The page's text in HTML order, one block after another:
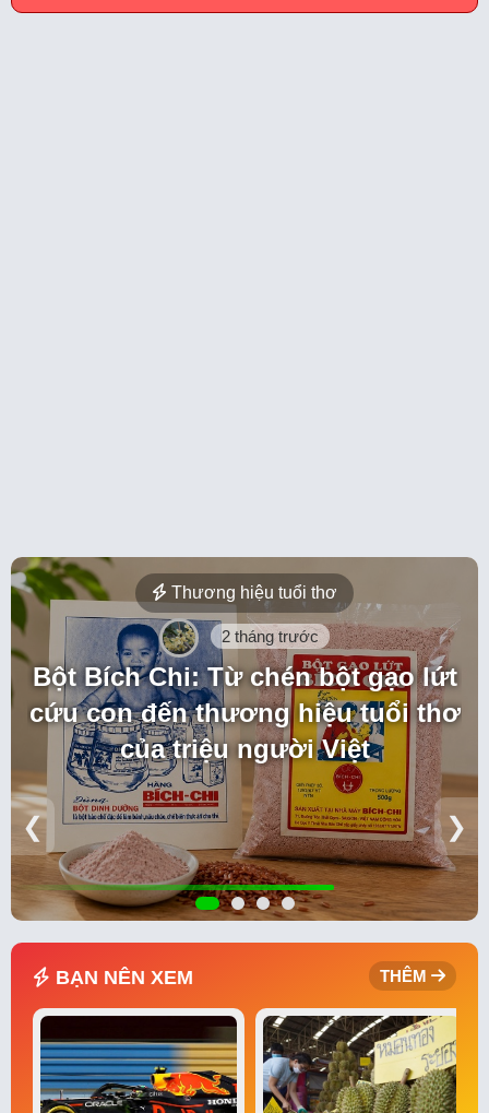
Thương hiệu tuổi thơ
2 tháng trước
Bột Bích Chi: Từ chén bột gạo lứt
cứu con đến thương hiệu tuổi thơ
của triệu người Việt
❮ ❯
BẠN NÊN XEM THÊM